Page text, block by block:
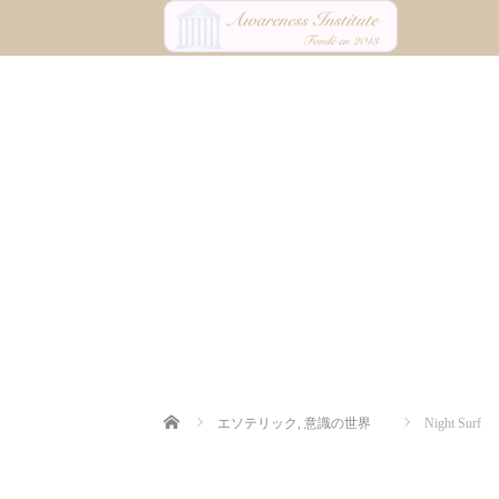
Home エソテリック , 意識の世界 Night Surf